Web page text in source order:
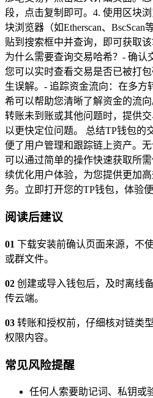
段，点击复制即可。4. 使用区块
块浏览器（如Etherscan、
贴到搜索框中并查询，即可获取
为什么需要查询交易哈希？- 确认
您可以实时查看交易是否已被打
生误解。- 追踪资金流向：在多方
希可以帮助您清晰了解资金的流
转账未到账或其他问题时，提供
以更快定位问题。 总结TP钱包的
便了用户管理和跟踪链上资产。
可以通过简单的操作快速获取所
续优化用户体验，为您提供更加
务。立即打开您的TP钱包，体验
阅读后建议
01 下载安装前确认页面来源，不
或群文件。
02 创建或导入钱包后，及时离线
传云端。
03 转账和授权前，仔细核对链类
权限内容。
常见风险提醒
任何人索要助记词、私钥或